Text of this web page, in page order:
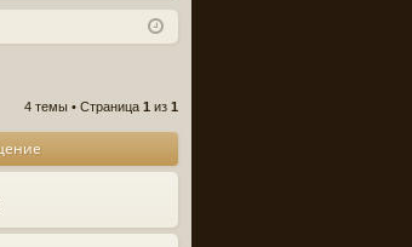
Q д ис
4 темы • Страница 1 из 1